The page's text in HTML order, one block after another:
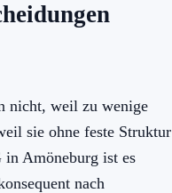
nicht, weil zu wenige
sie ohne feste Struktur
in Amöneburg ist es
nach